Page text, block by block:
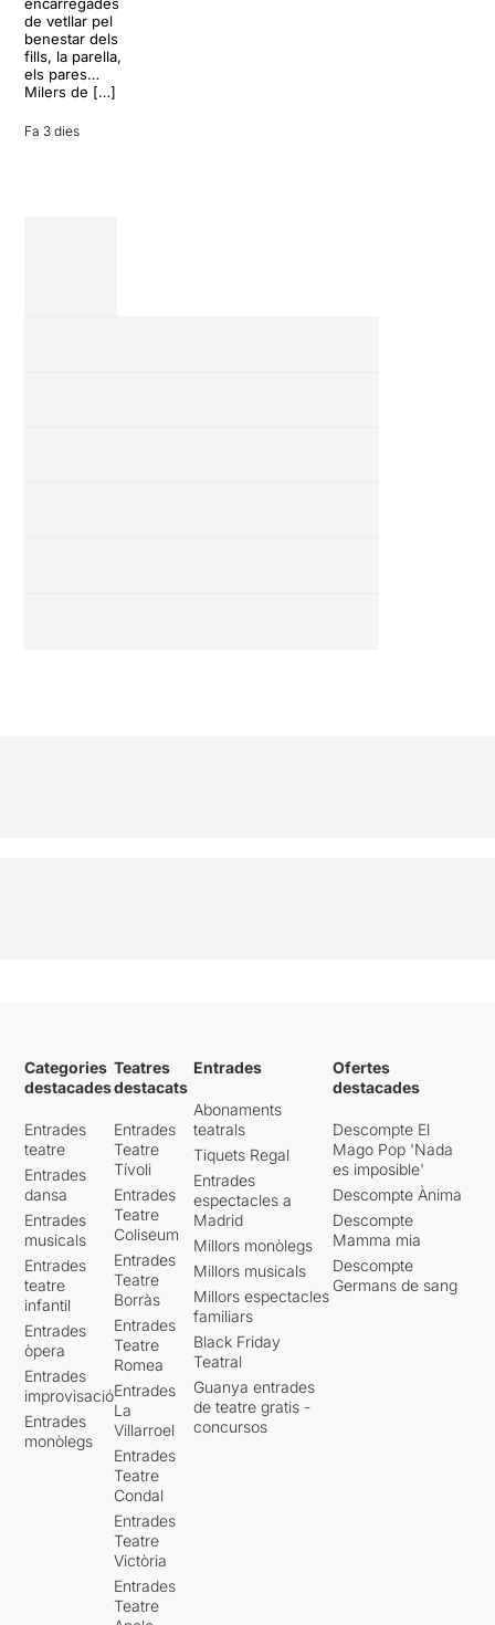
encarregades
de vetllar pel
benestar dels
fills, la parella,
els pares…
Milers de […]
Fa 3 dies
Categories
destacades
Entrades
teatre
Entrades
dansa
Entrades
musicals
Entrades
teatre
infantil
Entrades
òpera
Entrades
improvisació
Entrades
monòlegs
Teatres
destacats
Entrades
Teatre
Tívoli
Entrades
Teatre
Coliseum
Entrades
Teatre
Borràs
Entrades
Teatre
Romea
Entrades
La
Villarroel
Entrades
Teatre
Condal
Entrades
Teatre
Victòria
Entrades
Teatre
Entrades
Abonaments
teatrals
Tiquets Regal
Entrades
espectacles a
Madrid
Millors monòlegs
Millors musicals
Millors espectacles
familiars
Black Friday
Teatral
Guanya entrades
de teatre gratis -
concursos
Ofertes
destacades
Descompte El
Mago Pop 'Nada
es imposible'
Descompte Ànima
Descompte
Mamma mia
Descompte
Germans de sang